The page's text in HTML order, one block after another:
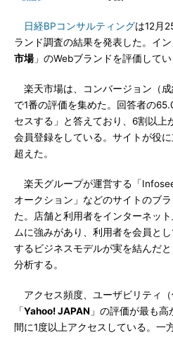
日経BPコンサルティングは12月
ランド調査の結果を発表した。イ
市場」のWebブランドを評価してい
楽天市場は、コンバージョン（
で1番の評価を集めた。回答者の
セスする」と答えており、6割以上
会員登録をしている。サイトが役
超えた。
楽天グループが運営する「
オークション」などのサイトのブ
た。店舗と利用者をインターネッ
ムに強みがあり、利用者を会員と
するビジネスモデルが実を結んだ
分析する。
アクセス頻度、ユーザビリティ
「Yahoo! JAPAN 」の評価が最も
間に1度以上アクセスしている。一